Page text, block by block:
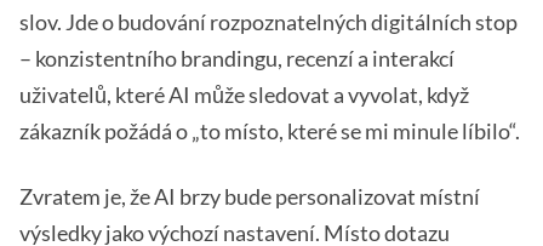
slov. Jde o budování rozpoznatelných digitálních stop
– konzistentního brandingu, recenzí a interakcí
uživatelů, které AI může sledovat a vyvolat, když
zákazník požádá o „to místo, které se mi minule líbilo“.
Zvratem je, že AI brzy bude personalizovat místní
výsledky jako výchozí nastavení. Místo dotazu